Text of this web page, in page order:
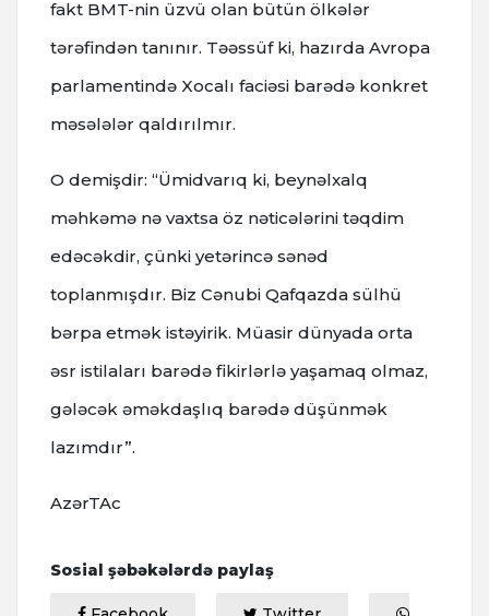
fakt BMT-nin üzvü olan bütün ölkələr
tərəfindən tanınır. Təəssüf ki, hazırda Avropa
parlamentində Xocalı faciəsi barədə konkret
məsələlər qaldırılmır.
O demişdir: “Ümidvarıq ki, beynəlxalq
məhkəmə nə vaxtsa öz nəticələrini təqdim
edəcəkdir, çünki yetərincə sənəd
toplanmışdır. Biz Cənubi Qafqazda sülhü
bərpa etmək istəyirik. Müasir dünyada orta
əsr istilaları barədə fikirlərlə yaşamaq olmaz,
gələcək əməkdaşlıq barədə düşünmək
lazımdır”.
AzərTAc
Sosial şəbəkələrdə paylaş